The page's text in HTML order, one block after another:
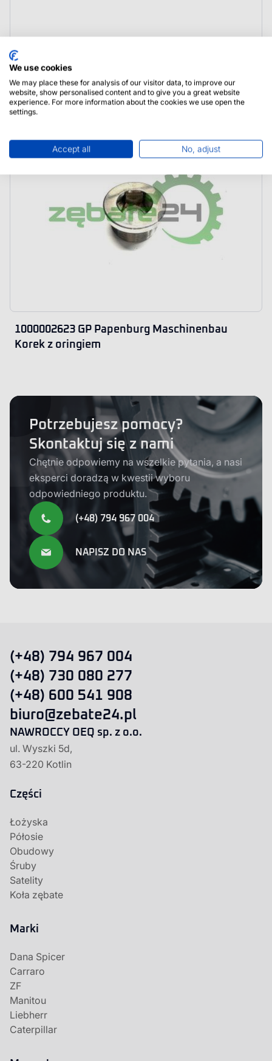
1000000390 GP Papenburg Maschinenbau
Śruba
1000002623 GP Papenburg Maschinenbau
Korek z oringiem
Potrzebujesz pomocy?
Skontaktuj się z nami
Chętnie odpowiemy na wszelkie pytania, a nasi
eksperci doradzą w kwestii wyboru
odpowiedniego produktu.
(+48) 794 967 004
NAPISZ DO NAS
(+48) 794 967 004
(+48) 730 080 277
(+48) 600 541 908
biuro@zebate24.pl
NAWROCCY OEQ sp. z o.o.
ul. Wyszki 5d,
63-220 Kotlin
Części
Łożyska
Półosie
Obudowy
Śruby
Satelity
Koła zębate
Marki
Dana Spicer
Carraro
ZF
Manitou
Liebherr
Caterpillar
We use cookies
We may place these for analysis of our visitor data, to improve our
website, show personalised content and to give you a great website
experience. For more information about the cookies we use open the
settings.
Accept all No, adjust